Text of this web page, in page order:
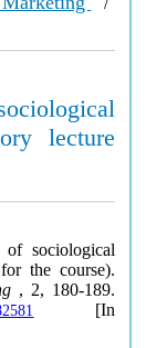
lecture
of sociological
the course).
, 2, 180-189.
[In